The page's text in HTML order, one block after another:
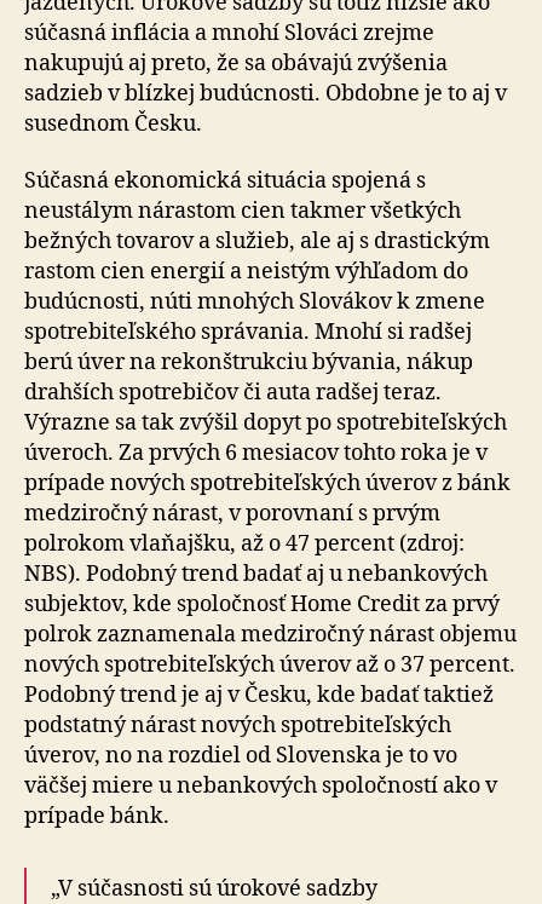
súčasná inflácia a mnohí Slováci zrejme
nakupujú aj preto, že sa obávajú zvýšenia
sadzieb v blízkej budúcnosti. Obdobne je to aj v
susednom Česku.
Súčasná ekonomická situácia spojená s
neustálym nárastom cien takmer všetkých
bežných tovarov a služieb, ale aj s drastickým
rastom cien energií a neistým výhľadom do
budúcnosti, núti mnohých Slovákov k zmene
spotrebiteľského správania. Mnohí si radšej
berú úver na rekonštrukciu bývania, nákup
drahších spotrebičov či auta radšej teraz.
Výrazne sa tak zvýšil dopyt po spotrebiteľských
úveroch. Za prvých 6 mesiacov tohto roka je v
prípade nových spotrebiteľských úverov z bánk
medziročný nárast, v porovnaní s prvým
polrokom vlaňajšku, až o 47 percent (zdroj:
NBS). Podobný trend badať aj u nebankových
subjektov, kde spoločnosť Home Credit za prvý
polrok zaznamenala medziročný nárast objemu
nových spotrebiteľských úverov až o 37 percent.
Podobný trend je aj v Česku, kde badať taktiež
podstatný nárast nových spotrebiteľských
úverov, no na rozdiel od Slovenska je to vo
väčšej miere u nebankových spoločností ako v
prípade bánk.
„V súčasnosti sú úrokové sadzby